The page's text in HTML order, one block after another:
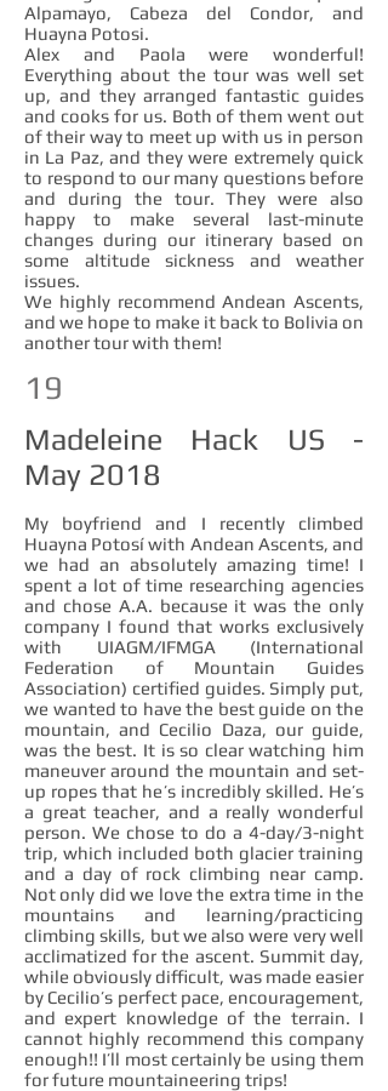
Alpamayo, Cabeza del Condor, and
Huayna Potosi.
Alex and Paola were wonderful!
Everything about the tour was well set
up, and they arranged fantastic guides
and cooks for us. Both of them went out
of their way to meet up with us in person
in La Paz, and they were extremely quick
to respond to our many questions before
and during the tour. They were also
happy to make several last-minute
changes during our itinerary based on
some altitude sickness and weather
issues.
We highly recommend Andean Ascents,
and we hope to make it back to Bolivia on
another tour with them!
19
Madeleine Hack US -
May 2018
My boyfriend and I recently climbed
Huayna Potosí with Andean Ascents, and
we had an absolutely amazing time! I
spent a lot of time researching agencies
and chose A.A. because it was the only
company I found that works exclusively
with UIAGM/IFMGA (International
Federation of Mountain Guides
Association) certified guides. Simply put,
we wanted to have the best guide on the
mountain, and Cecilio Daza, our guide,
was the best. It is so clear watching him
maneuver around the mountain and set-
up ropes that he’s incredibly skilled. He’s
a great teacher, and a really wonderful
person. We chose to do a 4-day/3-night
trip, which included both glacier training
and a day of rock climbing near camp.
Not only did we love the extra time in the
mountains and learning/practicing
climbing skills, but we also were very well
acclimatized for the ascent. Summit day,
while obviously difficult, was made easier
by Cecilio’s perfect pace, encouragement,
and expert knowledge of the terrain. I
cannot highly recommend this company
enough!! I’ll most certainly be using them
for future mountaineering trips!